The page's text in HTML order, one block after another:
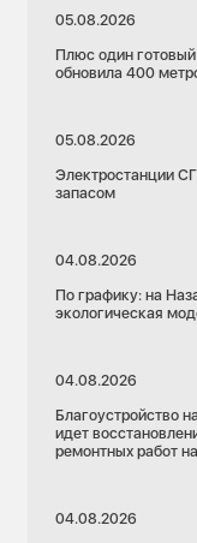
05.08.2026
Плюс один
обновила 400
05.08.2026
Электростанции
запасом
04.08.2026
По графику: на
экологическая
04.08.2026
Благоустройство
идет
ремонтных работ
04.08.2026